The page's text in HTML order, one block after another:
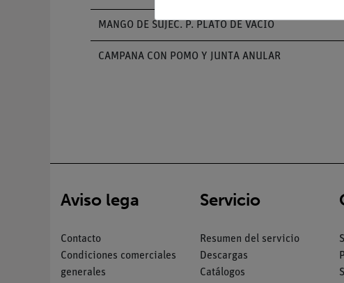
MANGO DE SUJEC. P. PLATO DE VACIO
CAMPANA CON POMO Y JUNTA ANULAR
Aviso lega
Contacto
Condiciones comerciales
generales
Servicio
Resumen del servicio
Descargas
Catálogos